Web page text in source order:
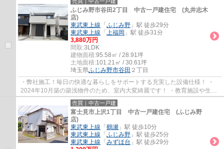
ふじみ野市谷田2丁目 中古一戸建住宅 (丸井志木
店)
東武東上線 「 ふじみ野 」駅 徒歩29分
東武東上線 「 上福岡 」駅 徒歩31分
3,880万円
間取:3LDK
建物面積:95.58㎡ / 28.91坪
土地面積:101.21㎡ / 30.61坪
埼玉県ふじみ野市谷田 ２丁目
・弊社施工！毎日の快適な暮らしをサポートする充実した設備仕様！ ・
2024年10月築の築浅物件のため、室内大変綺麗です！ ・教育施設や生活
施設が充実した暮らしやすいエリアです！ ・...
売買｜中古一戸建
富士見市上沢1丁目 中古一戸建住宅 (ふじみ野
店)
東武東上線 「 鶴瀬 」駅 徒歩10分
東武東上線 「 ふじみ野 」駅 徒歩25分
東武東上線 「 みずほ台 」駅 徒歩29分